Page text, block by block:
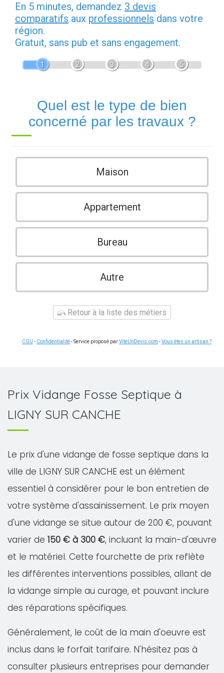
En 5 minutes, demandez 3 devis
comparatifs aux professionnels dans votre
région.
Gratuit, sans pub et sans engagement.
1 2 3 4 5
Quel est le type de bien
concerné par les travaux ?
Maison
Appartement
Bureau
Autre
Retour à la liste des métiers
CGU - Confidentialité- Service proposé parViteUnDevis.com -Vous êtes un artisan ?
Prix Vidange Fosse Septique à
LIGNY SUR CANCHE
Le prix d'une vidange de fosse septique dans la
ville de LIGNY SUR CANCHE est un élément
essentiel à considérer pour le bon entretien de
votre système d'assainissement. Le prix moyen
d'une vidange se situe autour de 200 €, pouvant
varier de 150 € à 300 €, incluant la main-d'œuvre
et le matériel. Cette fourchette de prix reflète
les différentes interventions possibles, allant de
la vidange simple au curage, et pouvant inclure
des réparations spécifiques.
Généralement, le coût de la main d'oeuvre est
inclus dans le forfait tarifaire. N'hésitez pas à
consulter plusieurs entreprises pour demander